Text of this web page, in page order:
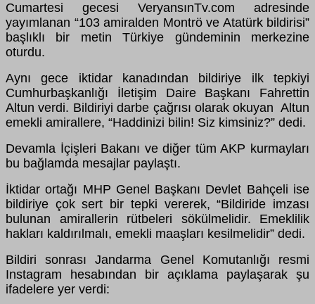
Cumartesi gecesi VeryansınTv.com adresinde
yayımlanan “103 amiralden Montrö ve Atatürk bildirisi”
başlıklı bir metin Türkiye gündeminin merkezine
oturdu.
Aynı gece iktidar kanadından bildiriye ilk tepkiyi
Cumhurbaşkanlığı İletişim Daire Başkanı Fahrettin
Altun verdi. Bildiriyi darbe çağrısı olarak okuyan Altun
emekli amirallere, “Haddinizi bilin! Siz kimsiniz?” dedi.
Devamla İçişleri Bakanı ve diğer tüm AKP kurmayları
bu bağlamda mesajlar paylaştı.
İktidar ortağı MHP Genel Başkanı Devlet Bahçeli ise
bildiriye çok sert bir tepki vererek, “Bildiride imzası
bulunan amirallerin rütbeleri sökülmelidir. Emeklilik
hakları kaldırılmalı, emekli maaşları kesilmelidir” dedi.
Bildiri sonrası Jandarma Genel Komutanlığı resmi
Instagram hesabından bir açıklama paylaşarak şu
ifadelere yer verdi: